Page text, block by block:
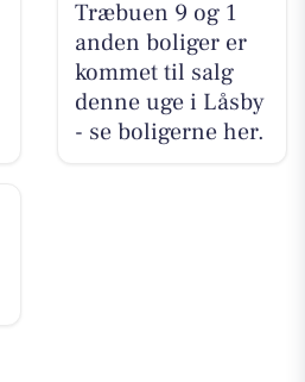
Træbuen 9 og 1
anden boliger er
kommet til salg
denne uge i Låsby
- se boligerne her.